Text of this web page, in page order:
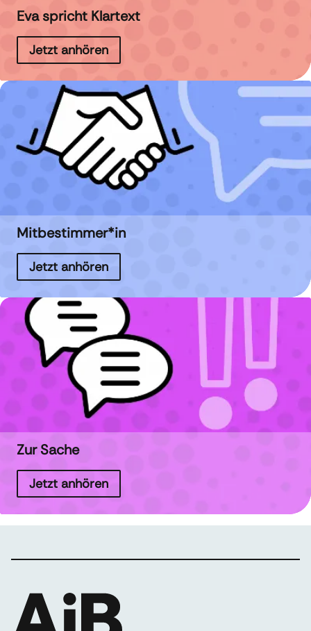
Eva spricht Klartext
Jetzt anhören
Mitbestimmer*in
Jetzt anhören
Zur Sache
Jetzt anhören